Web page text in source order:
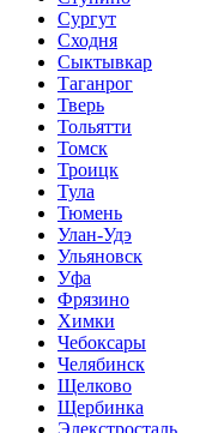
Сургут
Сходня
Сыктывкар
Таганрог
Тверь
Тольятти
Томск
Троицк
Тула
Тюмень
Улан-Удэ
Ульяновск
Уфа
Фрязино
Химки
Чебоксары
Челябинск
Щелково
Щербинка
Элекстросталь